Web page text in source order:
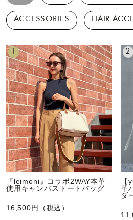
ACCESSORIES HAIR
1
『leimoni』コラボ2WAY本革
使用キャンバストートバッグ
16,500円（税込）
2
革
ダ